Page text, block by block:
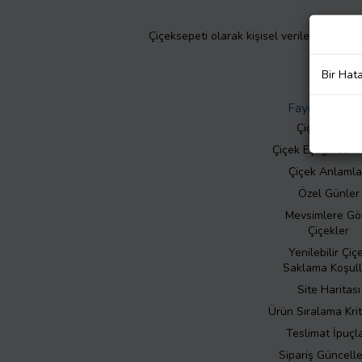
Çiçeksepeti olarak kişisel verilerinizin
Faydalı Bilgiler
Çiçek Bakımı
Çiçek Eşliğinde
Çiçek
Özel Günler
Mevsimlere
Çiçekler
Yenilebilir
Saklama
Site Haritası
Ürün Sıralama
Teslimat
Sipariş
Bir